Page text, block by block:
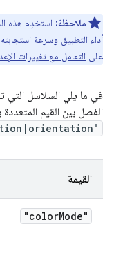
ملاحظة: استخدِم هذه
أداء التطبيق وسرعة
على التعامل مع تغييرات
في ما يلي السلاسل التي
الفصل بين القيم
القيمة
"colorMode"